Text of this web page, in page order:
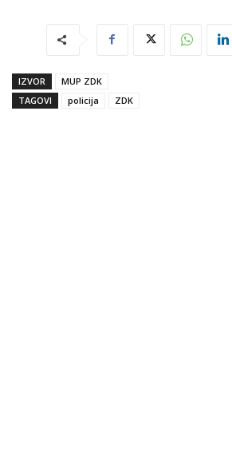
IZVOR
MUP ZDK
TAGOVI
policija ZDK